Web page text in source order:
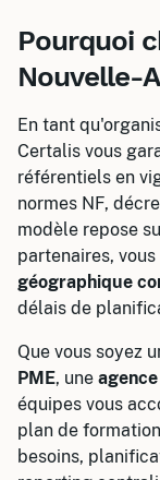
Pourquoi
Nouvelle-
En tant
Certalis vous
référentiels en
normes NF,
modèle repose
partenaires,
géographique
délais de
Que vous soyez
PME, une
équipes vous
plan de
besoins,